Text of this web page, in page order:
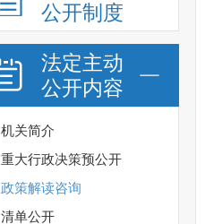
公开制度
法定主动
公开内容
机关简介
重大行政决策预公开
政策解读咨询
清单公开